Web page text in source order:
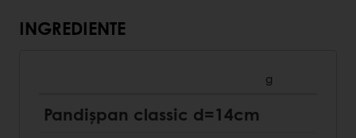
INGREDIENTE
g
Pandişpan classic d=14cm